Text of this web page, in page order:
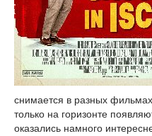
снимается в разных
только на горизонте
оказались намного